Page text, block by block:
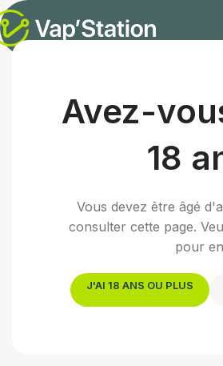
Avez-
18
Vous devez être âgé
consulter cette page.
pour
J'AI 18 ANS OU PLUS
/E-liquides